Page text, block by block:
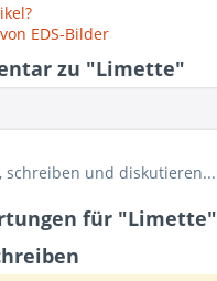
EDS-Bilder
zu "Limette"
schreiben und diskutieren...
für "Limette"